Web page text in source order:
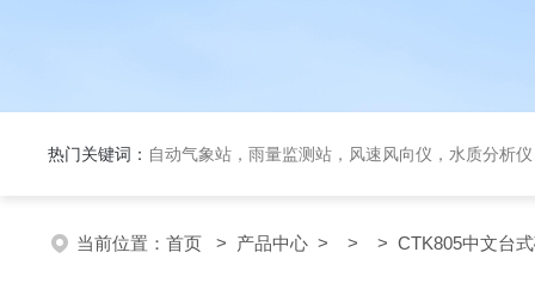
热门关键词： 自动气象站，雨量监测站，风速风向仪，水质分析
当前位置： 首页 > 产品中心 > > > CTK805中文台式